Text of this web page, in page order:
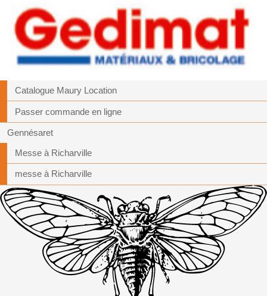
Catalogue Maury Location
Passer commande en ligne
Gennésaret
Messe à Richarville
messe à Richarville